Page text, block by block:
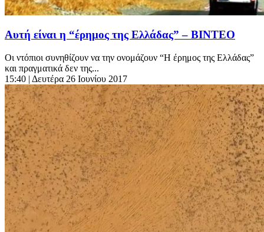
Αυτή είναι η “έρημος της Ελλάδας” – ΒΙΝΤΕΟ
Οι ντόπιοι συνηθίζουν να την ονομάζουν “Η έρημος της Ελλάδας”
και πραγματικά δεν της...
15:40 | Δευτέρα 26 Ιουνίου 2017